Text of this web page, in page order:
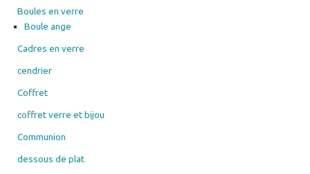
Boules en verre
Boule ange
Cadres en verre
cendrier
Coffret
coffret verre et bijou
Communion
dessous de plat